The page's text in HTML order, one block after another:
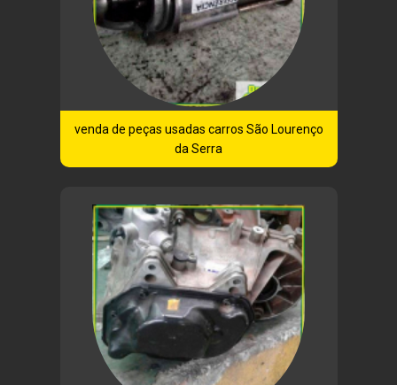
venda de peças usadas carros São Lourenço
da Serra